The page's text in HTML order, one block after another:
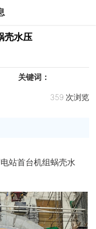
壳水压
关键词：
359 次浏览
站首台机组蜗壳水